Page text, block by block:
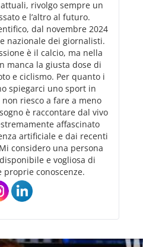
rivolgo sempre un
e l’altro al futuro.
dal novembre 2024
nazionale dei giornalisti.
è il calcio, ma nella
manca la giusta dose di
e ciclismo. Per quanto i
spiegarci uno sport in
riesco a fare a meno
è raccontare dal vivo
affascinato
artificiale e dai recenti
considero una persona
e vogliosa di
conoscenze.